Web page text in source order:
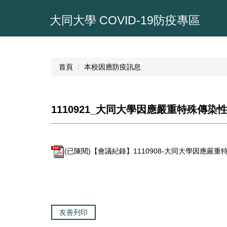
要
大同大學 COVID-19防疫專區
首頁 本校因應防疫訊息
1110921_大同大學因應嚴重特殊傳染
(已陳閱)【會議紀錄】1110908-大同大學因應嚴重
友善列印